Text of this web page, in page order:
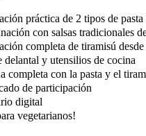
práctica de 2 tipos de
con salsas tradicionales
completa de tiramisú
delantal y utensilios de cocina
completa con la pasta y el
de participación
digital
vegetarianos!